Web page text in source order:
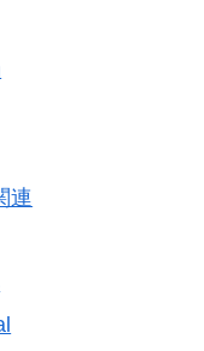
連